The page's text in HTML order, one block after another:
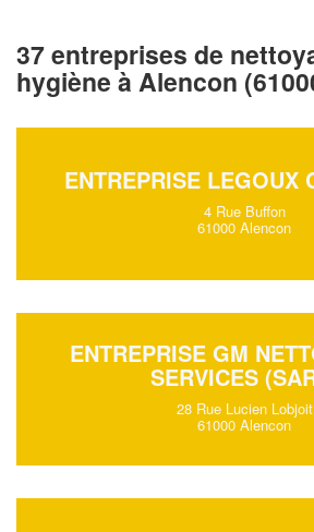
37 entreprises de
hygiène à Alencon
ENTREPRISE LEGOUX
4 Rue Buffon
61000 Alencon
ENTREPRISE GM
SERVICES
28 Rue Lucien Lobjoit
61000 Alencon